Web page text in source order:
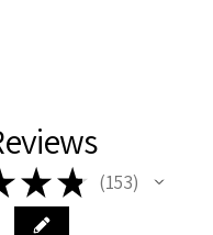
★ ★ 153
153